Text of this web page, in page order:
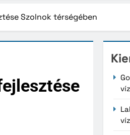
Szolnok térségében